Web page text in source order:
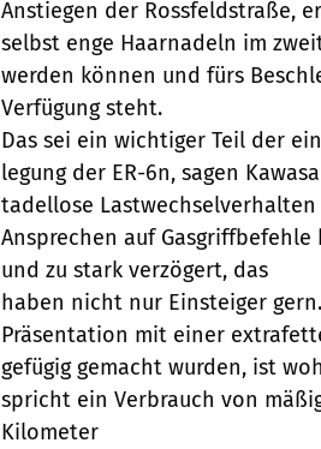
Anstiegen der Rossfeldstraße,
selbst enge Haarnadeln im
werden können und fürs
Verfügung steht.
Das sei ein wichtiger Teil der
legung der ER-6n, sagen
tadellose
Ansprechen auf
und zu stark verzögert, das
haben nicht nur Einsteiger
Präsentation mit einer
gefügig gemacht wurden, ist
spricht ein Verbrauch von
Kilometer